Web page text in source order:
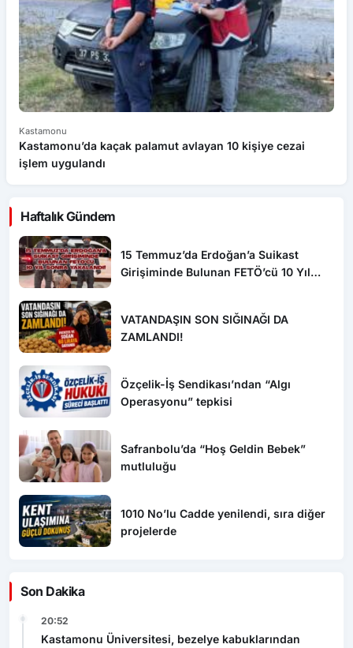
Kastamonu
Kastamonu’da kaçak palamut avlayan 10 kişiye cezai
işlem uygulandı
Haftalık Gündem
15 Temmuz’da Erdoğan’a Suikast
Girişiminde Bulunan FETÖ’cü 10 Yıl
VATANDAŞIN SON SIĞINAĞI DA
ZAMLANDI!
Özçelik-İş Sendikası’ndan “Algı
Operasyonu” tepkisi
Safranbolu’da “Hoş Geldin Bebek”
mutluluğu
1010 No’lu Cadde yenilendi, sıra diğer
projelerde
Son Dakika
20:52
Kastamonu Üniversitesi, bezelye kabuklarından